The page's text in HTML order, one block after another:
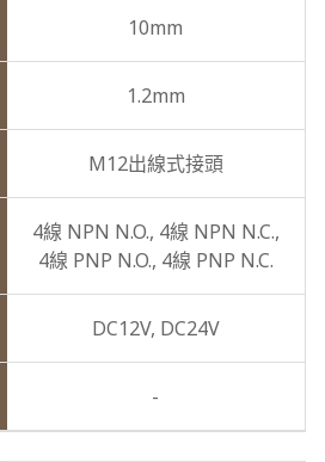
10mm
1.2mm
M12出線式接頭
4線 NPN N.O., 4線 NPN N.C.,
4線 PNP N.O., 4線 PNP N.C.
DC12V, DC24V
-